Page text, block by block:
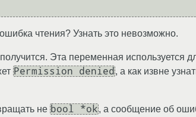
чтения? Узнать это невозможно.
Эта переменная используется
Permission denied , а как извне
не bool *ok, а сообщение об